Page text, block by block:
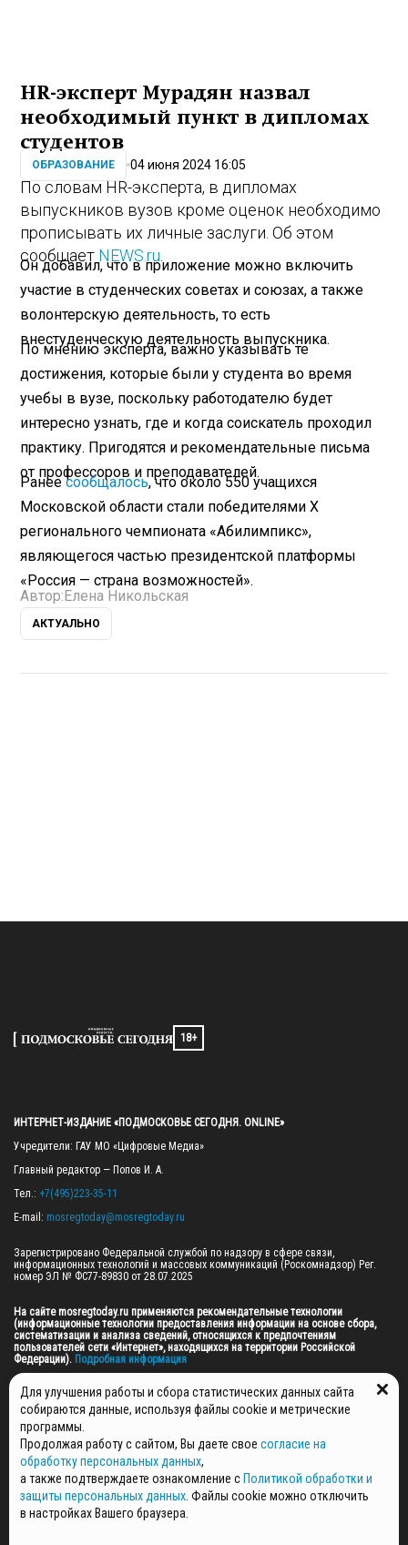
HR-эксперт Мурадян назвал
необходимый пункт в дипломах
студентов
ОБРАЗОВАНИЕ 04 июня 2024 16:05
По словам HR-эксперта, в дипломах
выпускников вузов кроме оценок необходимо
прописывать их личные заслуги. Об этом
сообщает NEWS.ru
Он добавил, что в приложение можно включить
участие в студенческих советах и союзах, а также
волонтерскую деятельность, то есть
внестуденческую деятельность выпускника.
По мнению эксперта, важно указывать те
достижения, которые были у студента во время
учебы в вузе, поскольку работодателю будет
интересно узнать, где и когда соискатель проходил
практику. Пригодятся и рекомендательные письма
от профессоров и преподавателей.
Ранеесообщалось, что около 550 учащихся
Московской области стали победителями X
регионального чемпионата «Абилимпикс»,
являющегося частью президентской платформы
«Россия — страна возможностей».
Автор:Елена Никольская
АКТУАЛЬНО
18+
ИНТЕРНЕТ-ИЗДАНИЕ «ПОДМОСКОВЬЕ СЕГОДНЯ. ONLINE»
Учредители: ГАУ МО «Цифровые Медиа»
Главный редактор — Попов И. А.
Тел.: +7(495)223-35-11
E-mail: mosregtoday@mosregtoday.ru
Зарегистрировано Федеральной службой по надзору в сфере связи,
информационных технологий и массовых коммуникаций (Роскомнадзор) Рег.
номер ЭЛ № ФС77-89830 от 28.07.2025
На сайте mosregtoday.ru применяются рекомендательные технологии
(информационные технологии предоставления информации на основе сбора,
систематизации и анализа сведений, относящихся к предпочтениям
пользователей сети «Интернет», находящихся на территории Российской
Федерации). Подробная информация
© 2026 ПРАВА НА ВСЕ МАТЕРИАЛЫ САЙТА ПРИНАДЛЕЖАТ ГАУ МО "ЦИФРОВЫЕ
МЕДИА" (ОГРН: 1255000059467).
ПОЛИТИКА ОБРАБОТКИ И ЗАЩИТЫ ПЕРСОНАЛЬНЫХ ДАННЫХ
НОВОСТИ
ГАЗЕТЫ
РЕКЛАМОДАТЕЛЯМ
Для улучшения работы и сбора статистических данных сайта
собираются данные, используя файлы cookie и метрические
программы.
Продолжая работу с сайтом, Вы даете свое согласие на
обработку персональных данных,
а также подтверждаете ознакомление с Политикой обработки и
защиты персональных данных . Файлы cookie можно отключить
в настройках Вашего браузера.